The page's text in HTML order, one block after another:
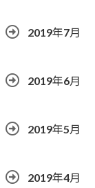
2019年7月
2019年6月
2019年5月
2019年4月